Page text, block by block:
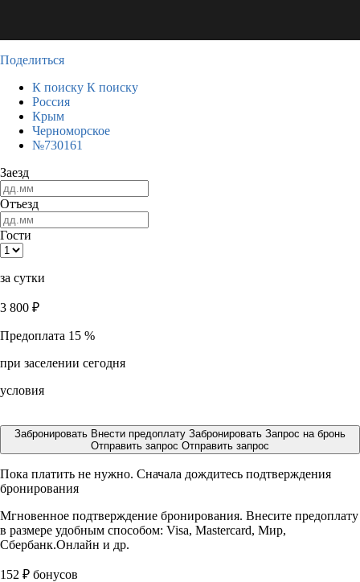
Поделиться
К поиску К поиску
Россия
Крым
Черноморское
№730161
Заезд
Отъезд
Гости
за сутки
3 800 ₽
Предоплата 15 %
при заселении сегодня
условия
Забронировать Внести предоплату Забронировать Запрос на бронь
Отправить запрос Отправить запрос
Пока платить не нужно. Сначала дождитесь подтверждения
бронирования
Мгновенное подтверждение бронирования. Внесите предоплату
в размере удобным способом: Visa, Mastercard, Мир,
Сбербанк.Онлайн и др.
152 ₽ бонусов